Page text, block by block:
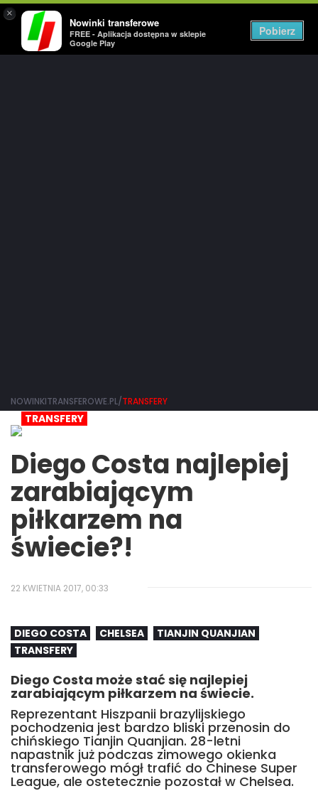
×
Nowinki transferowe
FREE - Aplikacja dostępna w sklepie
Google Play
Pobierz
NOWINKITRANSFEROWE.PL/TRANSFERY
TRANSFERY
Diego Costa najlepiej
zarabiającym
piłkarzem na
świecie?!
22 KWIETNIA 2017, 00:33
DIEGO COSTA CHELSEA
TIANJIN QUANJIAN
TRANSFERY
Diego Costa może stać się najlepiej
zarabiającym piłkarzem na świecie.
Reprezentant Hiszpanii brazylijskiego
pochodzenia jest bardzo bliski przenosin do
chińskiego Tianjin Quanjian. 28-letni
napastnik już podczas zimowego okienka
transferowego mógł trafić do Chinese Super
League, ale ostetecznie pozostał w Chelsea.